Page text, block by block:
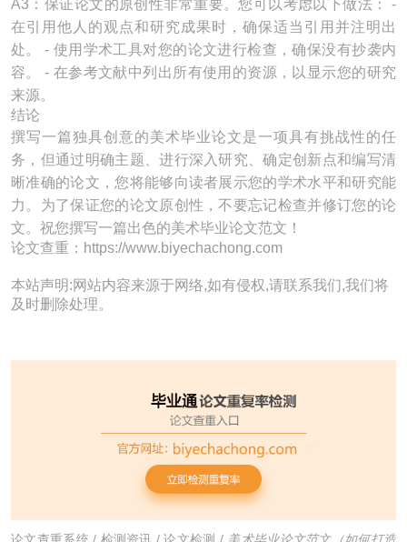
A3：保证论文的原创性非常重要。您可以考虑以下做法： -
在引用他人的观点和研究成果时，确保适当引用并注明出
处。 - 使用学术工具对您的论文进行检查，确保没有抄袭内
容。 - 在参考文献中列出所有使用的资源，以显示您的研究
来源。
结论
撰写一篇独具创意的美术毕业论文是一项具有挑战性的任
务，但通过明确主题、进行深入研究、确定创新点和编写清
晰准确的论文，您将能够向读者展示您的学术水平和研究能
力。为了保证您的论文原创性，不要忘记检查并修订您的论
文。祝您撰写一篇出色的美术毕业论文范文！
论文查重：https://www.biyechachong.com
本站声明:网站内容来源于网络,如有侵权,请联系我们,我们将
及时删除处理。